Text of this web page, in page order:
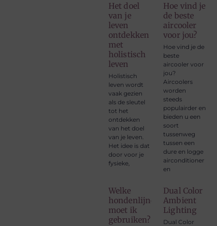
Het doel
van je
leven
ontdekken
met
holistisch
leven
Holistisch
leven wordt
vaak gezien
als de sleutel
tot het
ontdekken
van het doel
van je leven.
Het idee is dat
door voor je
fysieke,
Hoe vind je
de beste
aircooler
voor jou?
Hoe vind je de
beste
aircooler voor
jou?
Aircoolers
worden
steeds
populairder en
bieden u een
soort
tussenweg
tussen een
dure en logge
airconditioner
en
Welke
hondenlijnen
moet ik
gebruiken?
Dual Color
Ambient
Lighting
Dual Color